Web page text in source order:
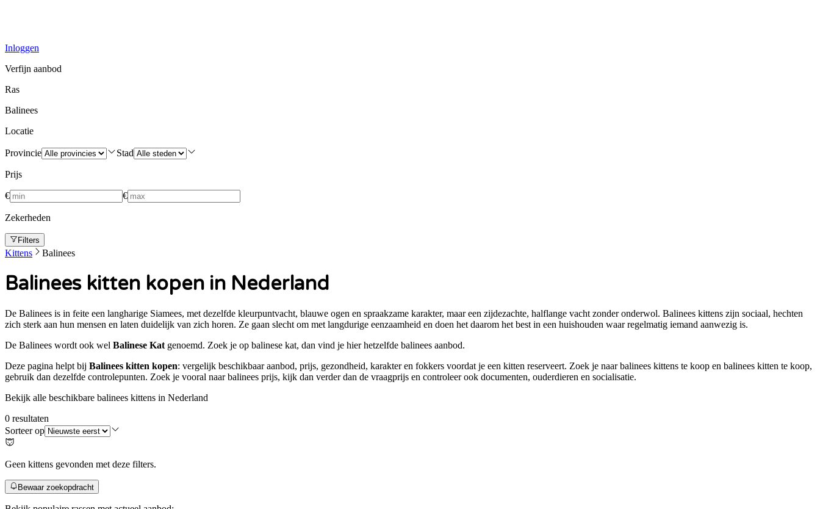
Inloggen
Verfijn aanbod
Ras
Balinees
Locatie
Provincie Stad
Prijs
€ €
Zekerheden
Filters
Kittens Balinees
Balinees kitten kopen in Nederland
De Balinees is in feite een langharige Siamees, met dezelfde kleurpuntvacht, blauwe ogen en spraakzame karakter, maar een zijdezachte, halflange vacht zonder onderwol. Balinees kittens zijn sociaal, hechten
zich sterk aan hun mensen en laten duidelijk van zich horen. Ze gaan slecht om met langdurige eenzaamheid en doen het daarom het best in een huishouden waar regelmatig iemand aanwezig is.
De Balinees wordt ook wel Balinese Kat genoemd. Zoek je op balinese kat, dan vind je hier hetzelfde balinees aanbod.
Deze pagina helpt bij Balinees kitten kopen: vergelijk beschikbaar aanbod, prijs, gezondheid, karakter en fokkers voordat je een kitten reserveert. Zoek je naarbalinees kittens te koop en balinees kitten te koop,
gebruik dan dezelfde controlepunten. Zoek je vooral naar balinees prijs, kijk dan verder dan de vraagprijs en controleer ook documenten, ouderdieren en socialisatie.
Bekijk alle beschikbare balinees kittens in Nederland
0 resultaten
Sorteer op
Geen kittens gevonden met deze filters.
Bewaar zoekopdracht